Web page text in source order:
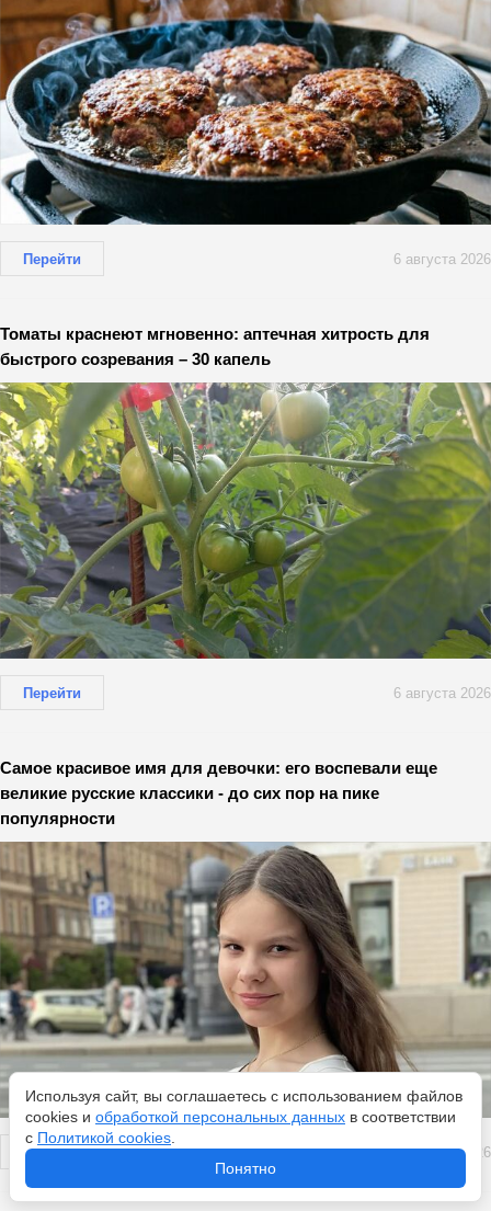
Перейти 6 августа 2026
Томаты краснеют мгновенно: аптечная хитрость для
быстрого созревания – 30 капель
Перейти 6 августа 2026
Самое красивое имя для девочки: его воспевали еще
великие русские классики - до сих пор на пике
популярности
Перейти 6 августа 2026
Используя сайт, вы соглашаетесь с использованием файлов
cookies и обработкой персональных данных в соответствии
с Политикой cookies
Понятно